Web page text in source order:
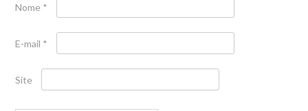
Nome *
E-mail *
Site